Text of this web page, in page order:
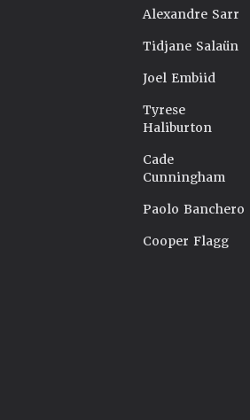
Alexandre Sarr
Tidjane Salaün
Joel Embiid
Tyrese
Haliburton
Cade
Cunningham
Paolo Banchero
Cooper Flagg